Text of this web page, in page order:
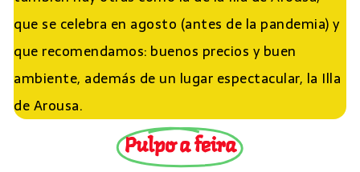
que se celebra en agosto (antes de la pandemia) y
que recomendamos: buenos precios y buen
ambiente, además de un lugar espectacular, la Illa
de Arousa.
Pulpo a feira